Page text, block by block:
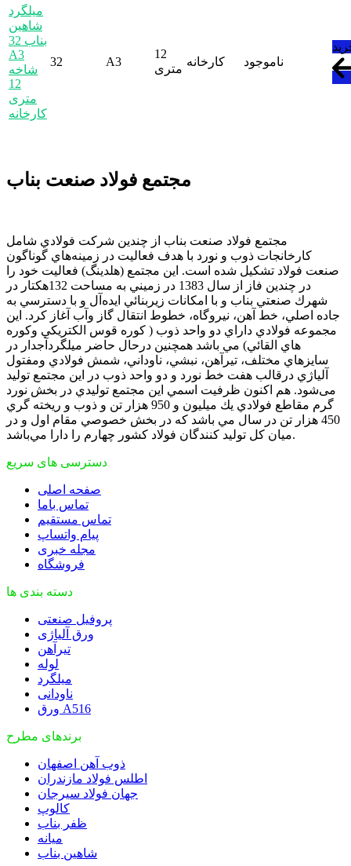
میلگرد
شاهین
بناب 32
A3
شاخه
12
متری
کارخانه
32 A3
12
متری
کارخانه ناموجود
مجتمع فولاد صنعت بناب
مجتمع فولاد صنعت بناب از چندين شركت فولادي شامل
كارخانجات ذوب و نورد با هدف فعاليت در زمينه‌هاي گوناگون
صنعت فولاد تشكيل شده است. اين مجتمع (هلدینگ) فعاليت خود را
در چندين فاز از سال 1383 در زميني به مساحت 132هكتار در
شهرك صنعتي بناب و با امكانات زيربنائي ايده‌آل و با دسترسي به
جاده اصلي، خط آهن، نيروگاه، خطوط انتقال گاز وآب آغاز كرد. اين
مجموعه فولادي داراي دو واحد ذوب ( كوره قوس الكتريكي وكوره
هاي القائي) مي باشد همچنين درحال حاضر ميلگردآجدار در
سايزهاي مختلف، تيرآهن، نبشي، ناوداني، شمش فولادي ومفتول
آلياژي درقالب هفت خط نورد و دو واحد ذوب در اين مجتمع تولید
می‌شود. هم اكنون ظرفيت اسمي این مجتمع توليدي در بخش نورد
گرم مقاطع فولادي يك ميليون و 950 هزار تن و ذوب و ريخته گري
450 هزار تن در سال مي باشد که در بخش خصوصي مقام اول و در
ميان كل توليد كنندگان فولاد كشور چهارم را دارا مي‌باشد.
دسترسی های سریع
صفحه اصلی
تماس باما
تماس مستقیم
پیام واتساپ
مجله خبری
فروشگاه
دسته بندی ها
پروفیل صنعتی
ورق آلیاژی
تیرآهن
لوله
میلگرد
ناودانی
ورق A516
برندهای مطرح
ذوب آهن اصفهان
اطلس فولاد مازندران
جهان فولاد سیرجان
کالوپ
ظفر بناب
میانه
شاهین بناب